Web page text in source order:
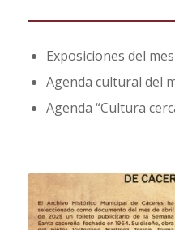
Exposiciones del
Agenda cultural del
Agenda “Cultura